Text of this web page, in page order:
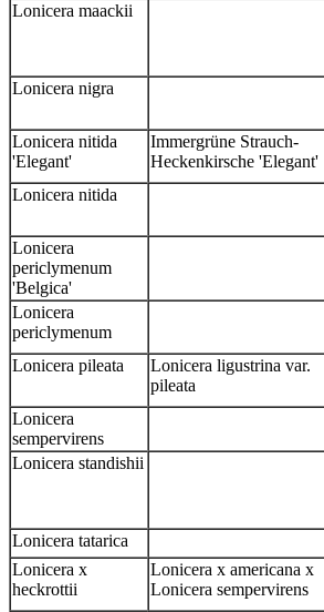
Lonicera maackii
Lonicera nigra
Lonicera nitida
'Elegant'
Immergrüne Strauch-
Heckenkirsche 'Elegant'
Lonicera nitida
Lonicera
periclymenum
'Belgica'
Lonicera
periclymenum
Lonicera pileata
Lonicera ligustrina var.
pileata
Lonicera
sempervirens
Lonicera standishii
Lonicera tatarica
Lonicera x
heckrottii
Lonicera x americana x
Lonicera sempervirens